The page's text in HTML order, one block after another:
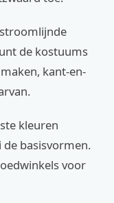
de kostuums
kant-en-
kleuren
basisvormen.
voor